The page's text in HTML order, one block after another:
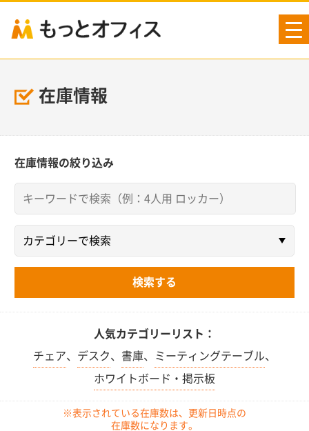
在庫情報
在庫情報の絞り込み
人気カテゴリーリスト：
チェア、 デスク、 書庫、 ミーティングテーブル、
ホワイトボード・掲示板
※表示されている在庫数は、更新日時点の
在庫数になります。